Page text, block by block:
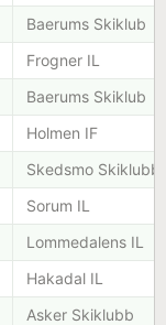
Baerums Skiklub
Frogner IL
Baerums Skiklub
Holmen IF
Skedsmo Skiklubb
Sorum IL
Lommedalens IL
Hakadal IL
Asker Skiklubb